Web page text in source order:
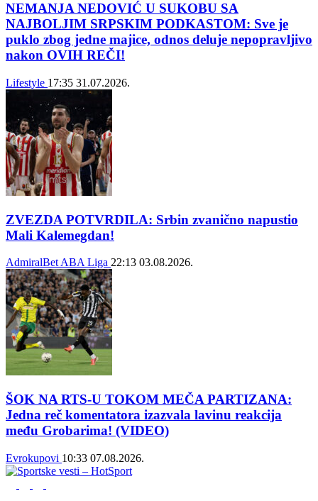
NEMANJA NEDOVIĆ U SUKOBU SA
NAJBOLJIM SRPSKIM PODKASTOM: Sve je
puklo zbog jedne majice, odnos deluje nepopravljivo
nakon OVIH REČI!
Lifestyle 17:35 31.07.2026.
ZVEZDA POTVRDILA: Srbin zvanično napustio
Mali Kalemegdan!
AdmiralBet ABA Liga 22:13 03.08.2026.
ŠOK NA RTS-U TOKOM MEČA PARTIZANA:
Jedna reč komentatora izazvala lavinu reakcija
među Grobarima! (VIDEO)
Evrokupovi 10:33 07.08.2026.